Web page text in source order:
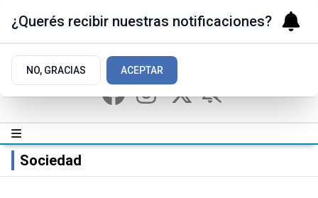
Sociedad
¿Querés recibir nuestras notificaciones?
NO, GRACIAS ACEPTAR